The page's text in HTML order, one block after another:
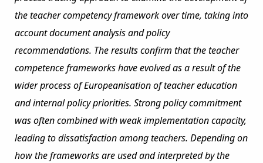
the teacher competency framework over time, taking into
account document analysis and policy
recommendations. The results confirm that the teacher
competence frameworks have evolved as a result of the
wider process of Europeanisation of teacher education
and internal policy priorities. Strong policy commitment
was often combined with weak implementation capacity,
leading to dissatisfaction among teachers. Depending on
how the frameworks are used and interpreted by the